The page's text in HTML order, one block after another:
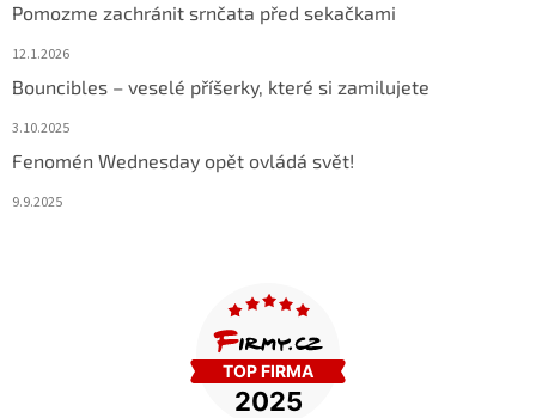
Pomozme zachránit srnčata před sekačkami
12.1.2026
Bouncibles – veselé příšerky, které si zamilujete
3.10.2025
Fenomén Wednesday opět ovládá svět!
9.9.2025